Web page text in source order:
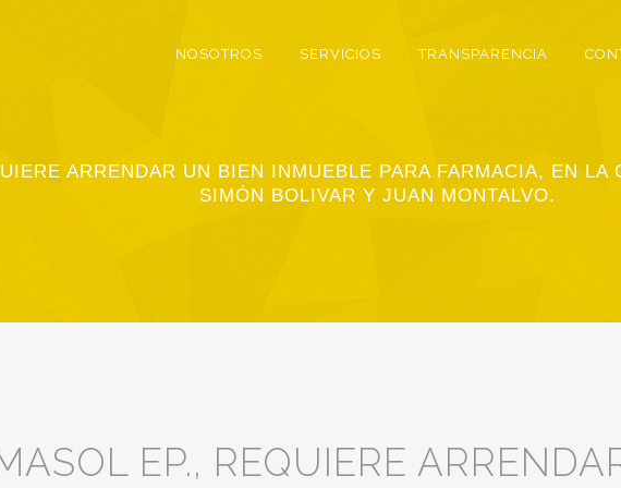
NOSOTROS SERVICIOS TRANSPARENCIA
ARRENDAR UN BIEN INMUEBLE PARA FARMACIA, EN
SIMÓN BOLIVAR Y JUAN MONTALVO.
EP., REQUIERE